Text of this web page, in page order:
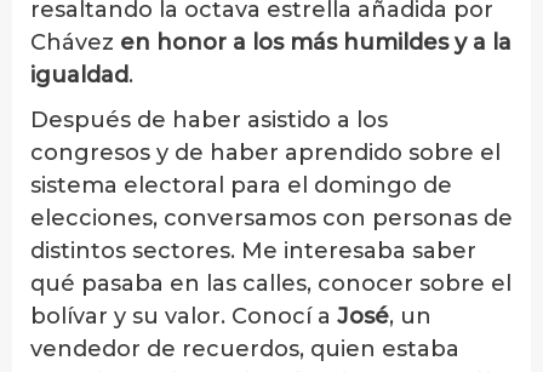
resaltando la octava estrella añadida por
Chávez en honor a los más humildes y a la
igualdad.
Después de haber asistido a los
congresos y de haber aprendido sobre el
sistema electoral para el domingo de
elecciones, conversamos con personas de
distintos sectores. Me interesaba saber
qué pasaba en las calles, conocer sobre el
bolívar y su valor. Conocí a José, un
vendedor de recuerdos, quien estaba